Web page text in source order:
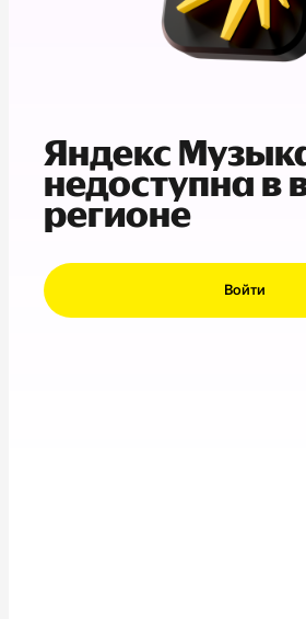
Яндекс
недоступна в
регионе
Войти